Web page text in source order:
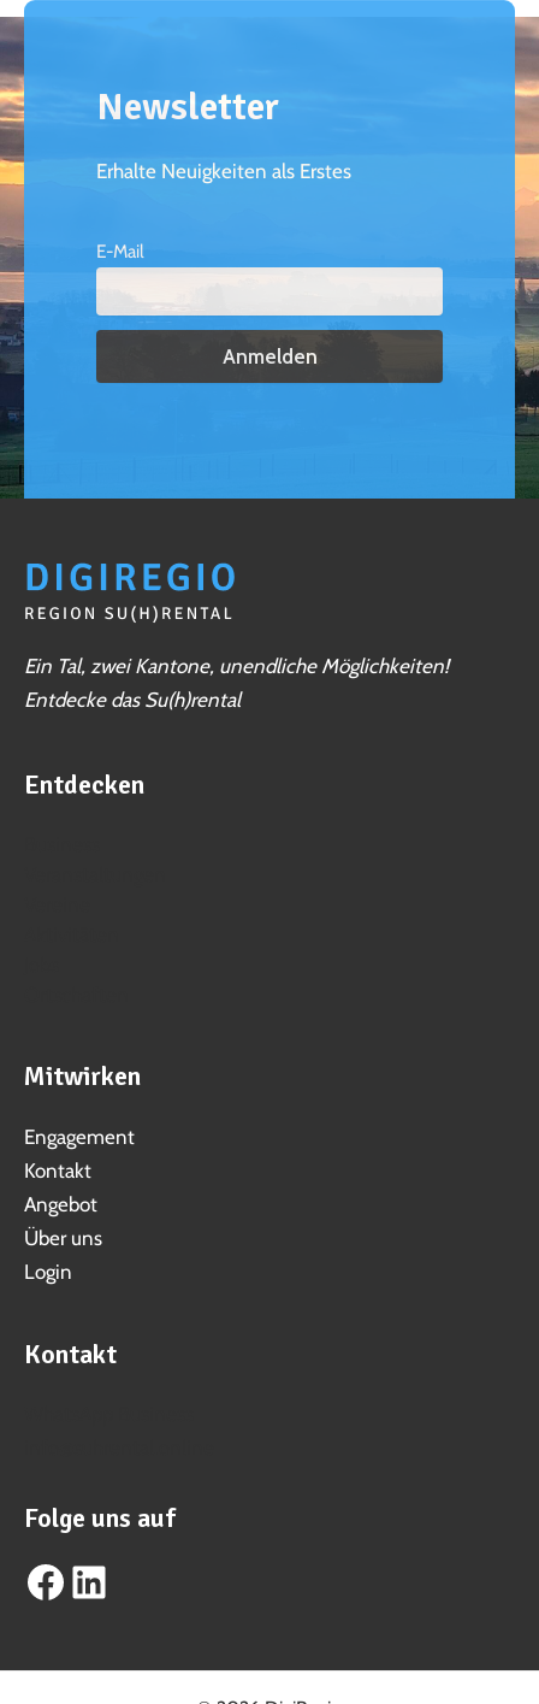
Newsletter
Erhalte Neuigkeiten als Erstes
E-Mail
Ein Tal, zwei Kantone, unendliche Möglichkeiten!
Entdecke das Su(h)rental
Entdecken
Mitwirken
Engagement
Kontakt
Angebot
Über uns
Login
Kontakt
Folge uns auf
Facebook
LinkedIn